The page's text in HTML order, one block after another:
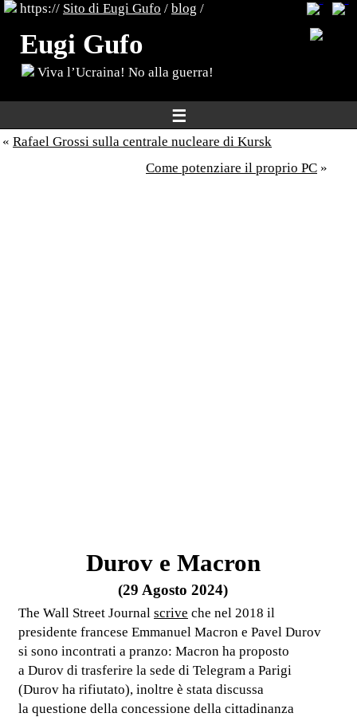
https:// Sito di Eugi Gufo / blog /
Eugi Gufo
Viva l’Ucraina! No alla guerra!
☰
« Rafael Grossi sulla centrale nucleare di Kursk
Come potenziare il proprio PC »
Durov e Macron
(29 Agosto 2024)
The Wall Street Journal scrive che nel 2018 il
presidente francese Emmanuel Macron e Pavel Durov
si sono incontrati a pranzo: Macron ha proposto
a Durov di trasferire la sede di Telegram a Parigi
(Durov ha rifiutato), inoltre è stata discussa
la questione della concessione della cittadinanza